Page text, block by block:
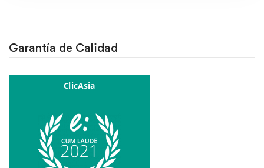
Garantía de Calidad